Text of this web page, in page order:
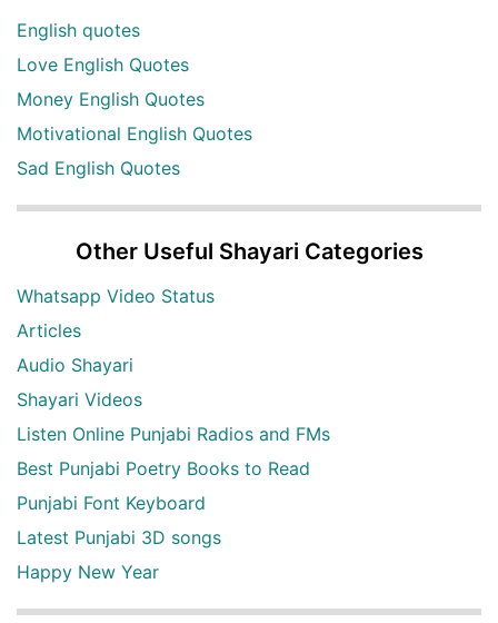
English quotes
Love English Quotes
Money English Quotes
Motivational English Quotes
Sad English Quotes
Other Useful Shayari Categories
Whatsapp Video Status
Articles
Audio Shayari
Shayari Videos
Listen Online Punjabi Radios and FMs
Best Punjabi Poetry Books to Read
Punjabi Font Keyboard
Latest Punjabi 3D songs
Happy New Year